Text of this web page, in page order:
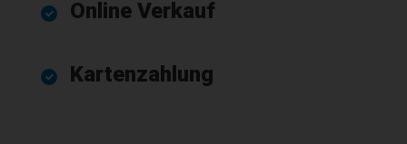
Online Verkauf
Kartenzahlung